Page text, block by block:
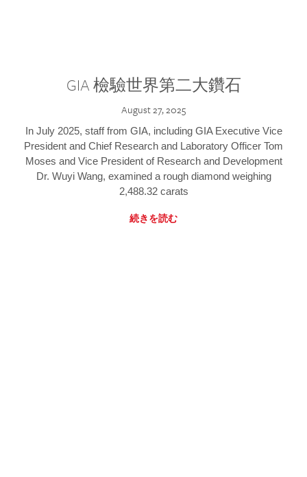
GIA 檢驗世界第二大鑽石
August 27, 2025
In July 2025, staff from GIA, including GIA Executive Vice
President and Chief Research and Laboratory Officer Tom
Moses and Vice President of Research and Development
Dr. Wuyi Wang, examined a rough diamond weighing
2,488.32 carats
続きを読む